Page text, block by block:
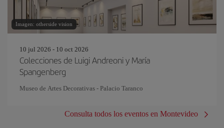
Imagen: otherside vision
10 jul 2026 - 10 oct 2026
Colecciones de Luigi Andreoni y María
Spangenberg
Museo de Artes Decorativas - Palacio Taranco
Consulta todos los eventos en Montevideo